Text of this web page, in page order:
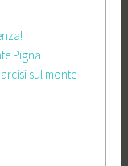
Pigna
sul monte